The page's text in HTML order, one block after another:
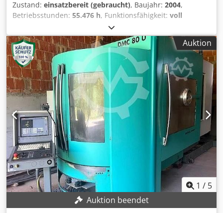
Zustand: einsatzbereit (gebraucht), Baujahr: 2004,
Betriebsstunden: 55.476 h, Funktionsfähigkeit: voll
, Verfahrweg X-Achse:
Y-Achse:700 mm, Verfahrweg Z-Achse:600 mm,
Steuerungsmodell:HEIDENHAIN Mill Plus IT
Spindeldrehzahl (max.):12.000 U/min
, Neue Motorspindel
in 2012 TECHNISCHE DETAILS Verfahrweg X-Achse: 800 mm
Verfahrweg Y-Achse: 700 mm Verfahrweg Z-Achse: 600 mm
Motorspindel Drehzahl: 12.000 U/min Werkzeugaufnahme:
HSK-A 63 Werkzeugmagazin Plätze: 120 Tisch-Drehzahl:
500 U/min Drehmoment: 1692 Nm Tischdurchmesser: Ø
800 + 630 mm Belastungsgrenze: 800 kg MASCHINEN-
DETAILS Steuerung: HEIDENHAIN Mill Plus IT
Spindelstunden: 55.476 h AUSSTATTUNG Universalfräskopf
mit gesteuerter B-Achse 2 Paletten 800 mm x 630 mm
Dodpfx Abex Sqr Ie Dsck Plattenwechsler Rotierende
Sichtscheibe Betriebsart 4 Werkzeugbruchkontrolle
Auktion
1 / 5
Auktion beendet